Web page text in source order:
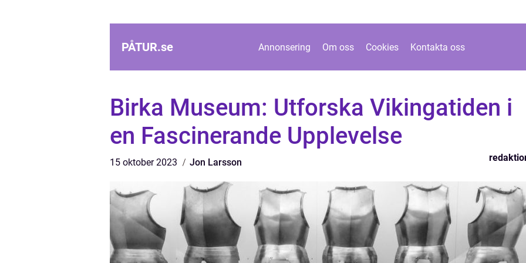
PÅTUR.se Annonsering Om oss Cookies Kontakta oss
Birka Museum: Utforska Vikingatiden i
en Fascinerande Upplevelse
15 oktober 2023 Jon Larsson